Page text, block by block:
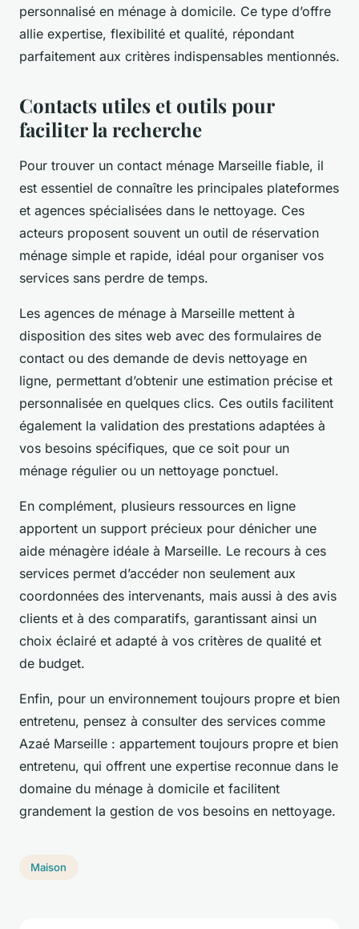
personnalisé en ménage à domicile. Ce type d’offre
allie expertise, flexibilité et qualité, répondant
parfaitement aux critères indispensables mentionnés.
Contacts utiles et outils pour
faciliter la recherche
Pour trouver un contact ménage Marseille fiable, il
est essentiel de connaître les principales plateformes
et agences spécialisées dans le nettoyage. Ces
acteurs proposent souvent un outil de réservation
ménage simple et rapide, idéal pour organiser vos
services sans perdre de temps.
Les agences de ménage à Marseille mettent à
disposition des sites web avec des formulaires de
contact ou des demande de devis nettoyage en
ligne, permettant d’obtenir une estimation précise et
personnalisée en quelques clics. Ces outils facilitent
également la validation des prestations adaptées à
vos besoins spécifiques, que ce soit pour un
ménage régulier ou un nettoyage ponctuel.
En complément, plusieurs ressources en ligne
apportent un support précieux pour dénicher une
aide ménagère idéale à Marseille. Le recours à ces
services permet d’accéder non seulement aux
coordonnées des intervenants, mais aussi à des avis
clients et à des comparatifs, garantissant ainsi un
choix éclairé et adapté à vos critères de qualité et
de budget.
Enfin, pour un environnement toujours propre et bien
entretenu, pensez à consulter des services comme
Azaé Marseille : appartement toujours propre et bien
entretenu, qui offrent une expertise reconnue dans le
domaine du ménage à domicile et facilitent
grandement la gestion de vos besoins en nettoyage.
Maison